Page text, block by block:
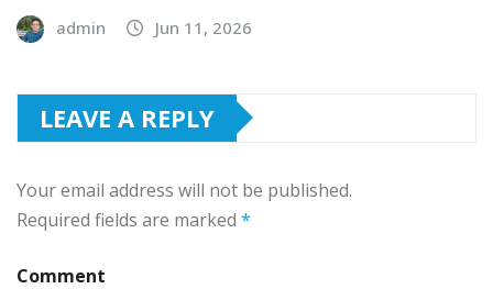
admin Jun 11, 2026
LEAVE A REPLY
Your email address will not be published.
Required fields are marked *
Comment